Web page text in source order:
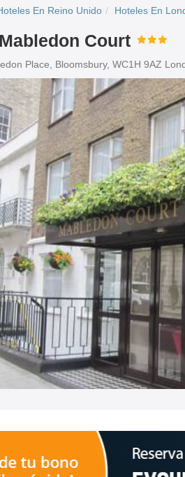
En Reino Unido Hoteles En
Court
Place, Bloomsbury, WC1H 9AZ